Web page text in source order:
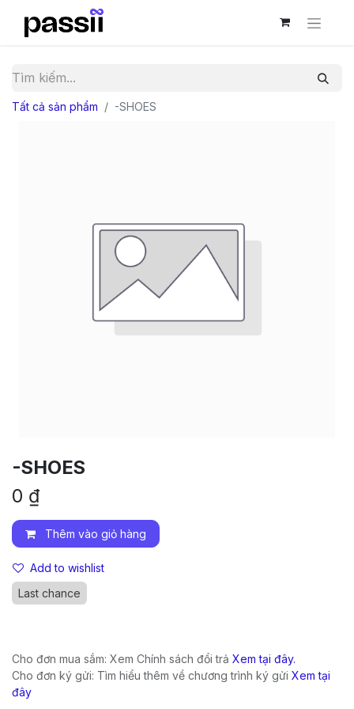
Tất cả sản phẩm -SHOES
-SHOES
0 ₫
Thêm vào giỏ hàng
Add to wishlist
Last chance
Cho đơn mua sắm: Xem Chính sách đổi trả Xem tại đây.
Cho đơn ký gửi: Tìm hiểu thêm về chương trình ký gửi Xem tại
đây